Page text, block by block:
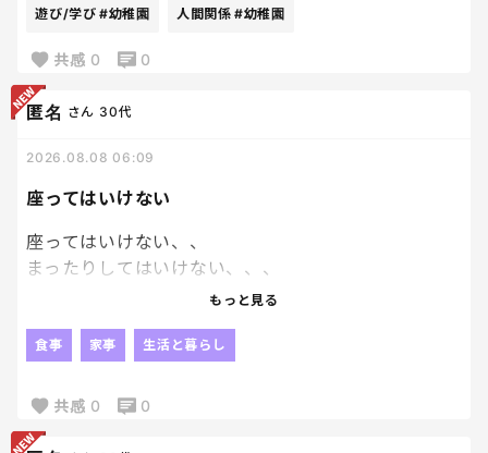
と思っています。
惣菜屋さんで唐揚げ買って行こうと思ったら近くのお
惣菜屋さんはみんな定休日😂笑
マックのナゲットとポテトを大量買い、枝豆とかも
い！！！
遊び/学び #幼稚園 人間関係 #幼稚園
共感 0 0
座ってはいけない
匿名 さん 30代
2026.08.08 06:09
座ってはいけない、、
まったりしてはいけない、、、
きっと私は動けなくなる、、、笑
このまま座ってしまったら、そのまま横になってしま
もっと見る
食事 家事 生活と暮らし
共感 0 0